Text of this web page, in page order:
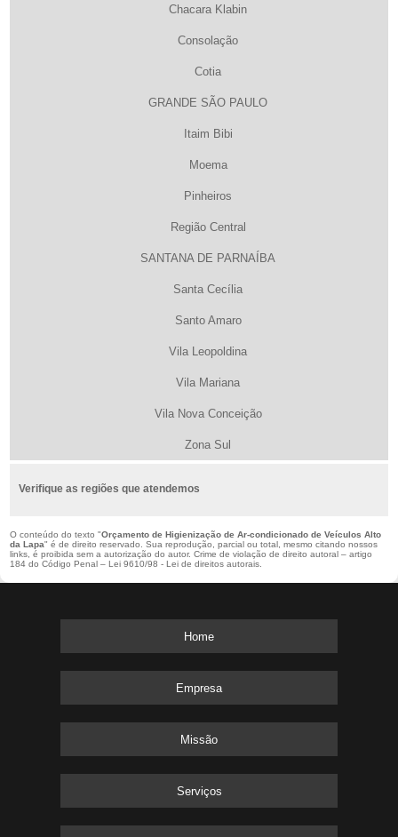
Chacara Klabin
Consolação
Cotia
GRANDE SÃO PAULO
Itaim Bibi
Moema
Pinheiros
Região Central
SANTANA DE PARNAÍBA
Santa Cecília
Santo Amaro
Vila Leopoldina
Vila Mariana
Vila Nova Conceição
Zona Sul
Verifique as regiões que atendemos
O conteúdo do texto "Orçamento de Higienização de Ar-condicionado de Veículos Alto
da Lapa" é de direito reservado. Sua reprodução, parcial ou total, mesmo citando nossos
links, é proibida sem a autorização do autor. Crime de violação de direito autoral – artigo
184 do Código Penal –Lei 9610/98 - Lei de direitos autorais.
Home
Empresa
Missão
Serviços